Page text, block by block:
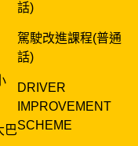
巴
話)
駕駛改進課程(普通
話)
DRIVER
IMPROVEMENT
SCHEME